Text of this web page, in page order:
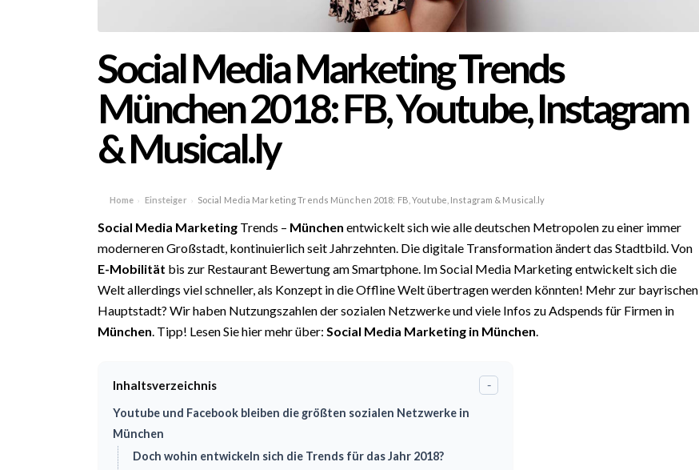
Social Media Marketing Trends
München 2018: FB, Youtube, Instagram
& Musical.ly
Home › Einsteiger › Social Media Marketing Trends München 2018: FB, Youtube, Instagram & Musical.ly
Social Media Marketing Trends – München entwickelt sich wie alle deutschen Metropolen zu einer immer
moderneren Großstadt, kontinuierlich seit Jahrzehnten. Die digitale Transformation ändert das Stadtbild. Von
E-Mobilität bis zur Restaurant Bewertung am Smartphone. Im Social Media Marketing entwickelt sich die
Welt allerdings viel schneller, als Konzept in die Offline Welt übertragen werden könnten! Mehr zur bayrischen
Hauptstadt? Wir haben Nutzungszahlen der sozialen Netzwerke und viele Infos zu Adspends für Firmen in
München . Tipp! Lesen Sie hier mehr über: Social Media Marketing in München
Inhaltsverzeichnis -
Youtube und Facebook bleiben die größten sozialen Netzwerke in
München
Doch wohin entwickeln sich die Trends für das Jahr 2018?